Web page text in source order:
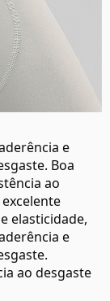
e
Boa
ao
elasticidade,
e
ao desgaste